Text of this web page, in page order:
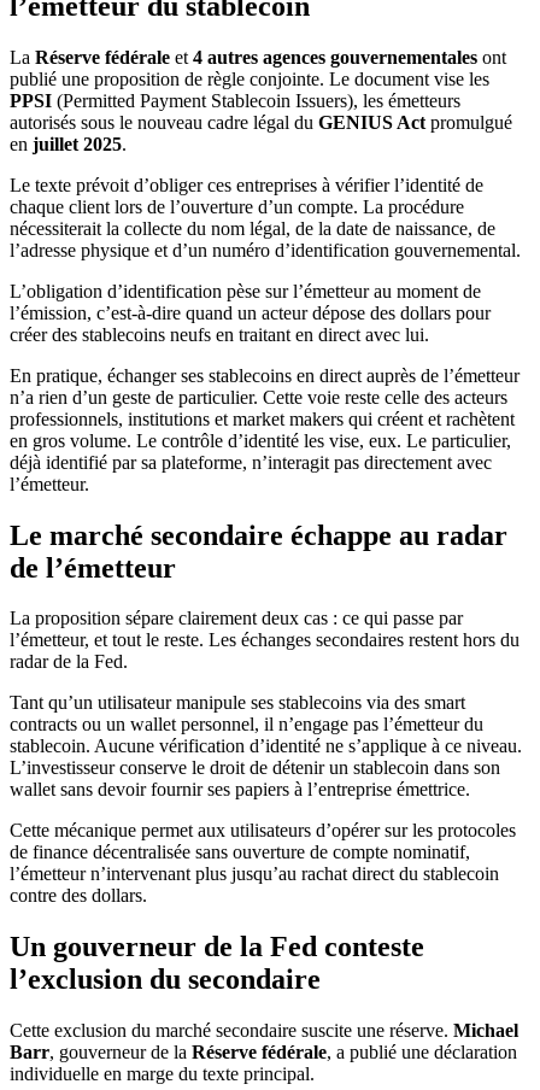
La Réserve fédérale et 4 autres agences gouvernementales ont
publié une proposition de règle conjointe. Le document vise les
PPSI (Permitted Payment Stablecoin Issuers), les émetteurs
autorisés sous le nouveau cadre légal du GENIUS Act promulgué
en juillet 2025.
Le texte prévoit d’obliger ces entreprises à vérifier l’identité de
chaque client lors de l’ouverture d’un compte. La procédure
nécessiterait la collecte du nom légal, de la date de naissance, de
l’adresse physique et d’un numéro d’identification gouvernemental.
L’obligation d’identification pèse sur l’émetteur au moment de
l’émission, c’est-à-dire quand un acteur dépose des dollars pour
créer des stablecoins neufs en traitant en direct avec lui.
En pratique, échanger ses stablecoins en direct auprès de l’émetteur
n’a rien d’un geste de particulier. Cette voie reste celle des acteurs
professionnels, institutions et market makers qui créent et rachètent
en gros volume. Le contrôle d’identité les vise, eux. Le particulier,
déjà identifié par sa plateforme, n’interagit pas directement avec
l’émetteur.
Le marché secondaire échappe au radar
de l’émetteur
La proposition sépare clairement deux cas : ce qui passe par
l’émetteur, et tout le reste. Les échanges secondaires restent hors du
radar de la Fed.
Tant qu’un utilisateur manipule ses stablecoins via des smart
contracts ou un wallet personnel, il n’engage pas l’émetteur du
stablecoin. Aucune vérification d’identité ne s’applique à ce niveau.
L’investisseur conserve le droit de détenir un stablecoin dans son
wallet sans devoir fournir ses papiers à l’entreprise émettrice.
Cette mécanique permet aux utilisateurs d’opérer sur les protocoles
de finance décentralisée sans ouverture de compte nominatif,
l’émetteur n’intervenant plus jusqu’au rachat direct du stablecoin
contre des dollars.
Un gouverneur de la Fed conteste
l’exclusion du secondaire
Cette exclusion du marché secondaire suscite une réserve. Michael
Barr, gouverneur de la Réserve fédérale, a publié une déclaration
individuelle en marge du texte principal.